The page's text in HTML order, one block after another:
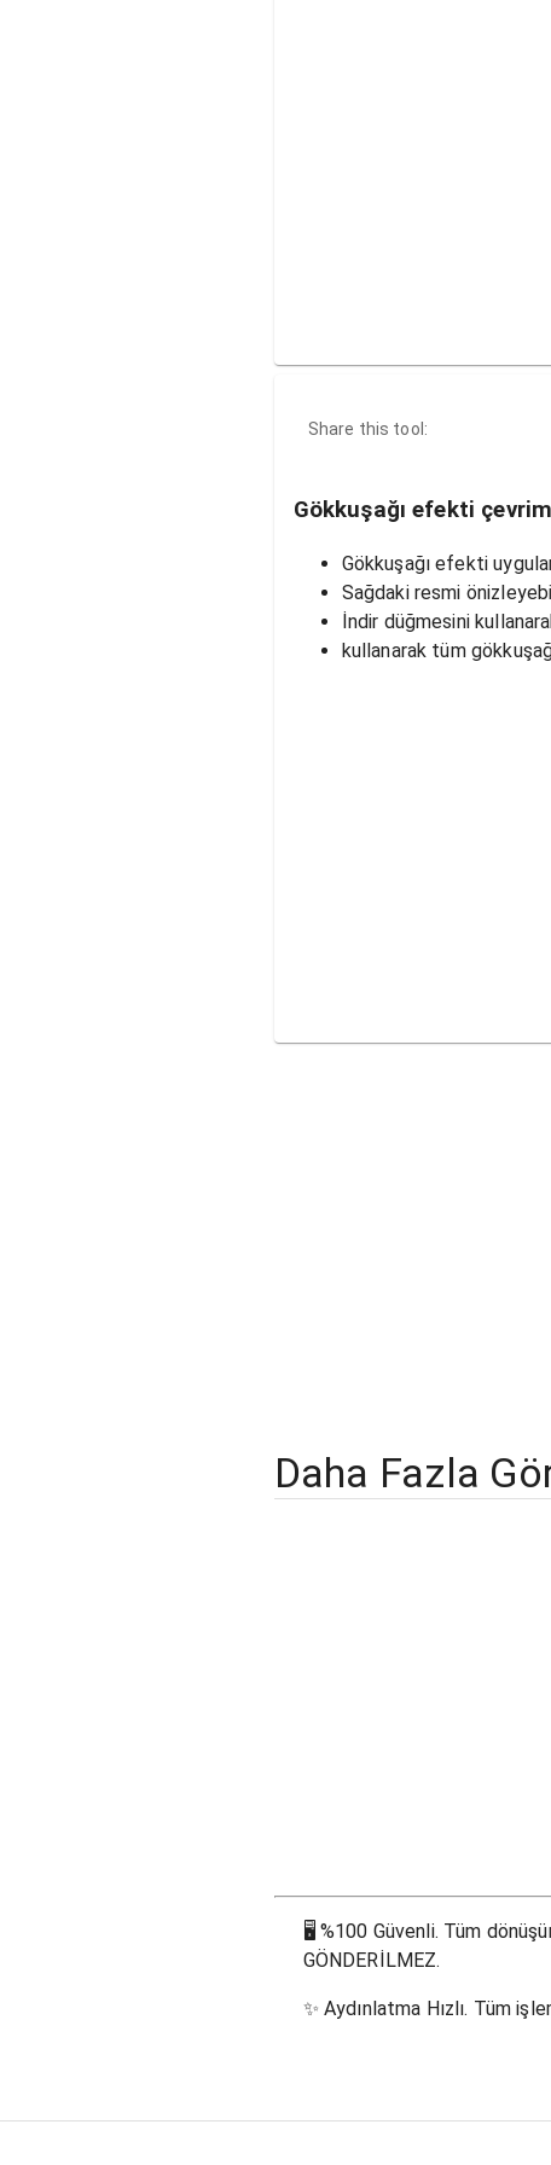
Share this tool:
Gökkuşağı efekti
Gökkuşağı efekti
Sağdaki resmi
İndir düğmesini
kullanarak tüm
Daha Fazla
🖥 %100 Güvenli. Tüm
GÖNDERİLMEZ.
✨ Aydınlatma Hızlı. Tüm